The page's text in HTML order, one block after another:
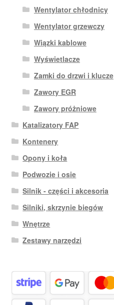
Wentylator chłodnicy
Wentylator grzewczy
Wiązki kablowe
Wyświetlacze
Zamki do drzwi i klucze
Zawory EGR
Zawory próżniowe
Katalizatory FAP
Kontenery
Opony i koła
Podwozie i osie
Silnik - części i akcesoria
Silniki, skrzynie biegów
Wnętrze
Zestawy narzędzi